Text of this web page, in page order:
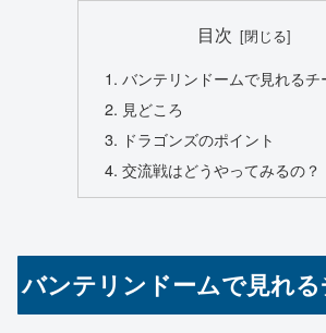
目次
バンテリンドームで見れるチ
見どころ
ドラゴンズのポイント
交流戦はどうやってみるの？
バンテリンドームで見れる